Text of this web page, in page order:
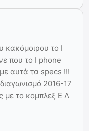
κακόμοιρου το I
που το I phone
αυτά τα specs !!!
2016-17
με το κομπλεξ Ε Λ